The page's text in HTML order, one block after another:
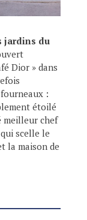
jardins du
Dior » dans
:
étoilé
meilleur chef
scelle le
la maison de